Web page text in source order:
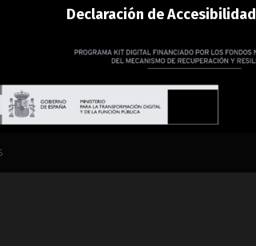
Declaración de Accesibilidad